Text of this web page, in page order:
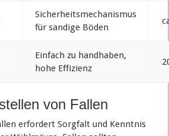
Sicherheitsmechanismus
für sandige Böden
Einfach zu handhaben,
hohe Effizienz
von Fallen
erfordert Sorgfalt und Kenntnis